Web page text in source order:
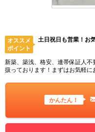
オススメ
ポイント
土日祝日も営業！お
新築、築浅、格安、連帯保証人不
扱っております！まずはお気軽に
かんたん！